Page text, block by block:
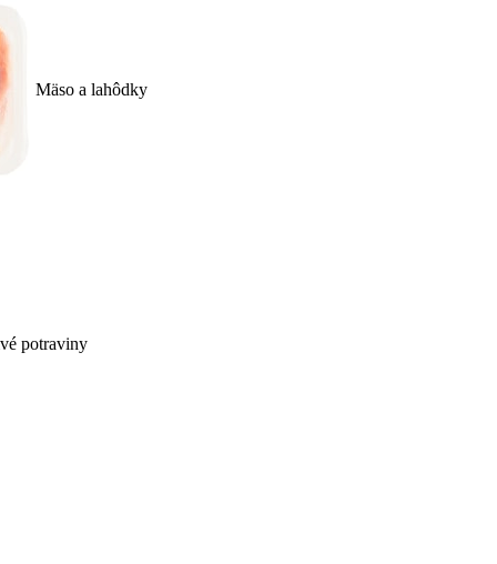
Mäso a lahôdky
potraviny